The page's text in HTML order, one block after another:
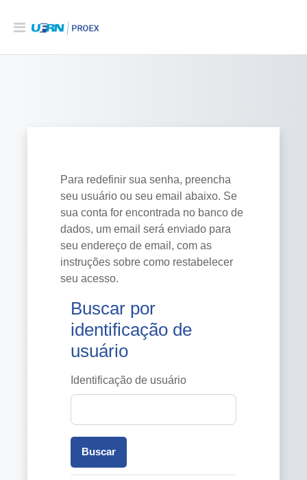
Para redefinir sua senha, preencha
seu usuário ou seu email abaixo. Se
sua conta for encontrada no banco de
dados, um email será enviado para
seu endereço de email, com as
instruções sobre como restabelecer
seu acesso.
Buscar por identificação de usuário
Buscar por
identificação de
usuário
Identificação de usuário